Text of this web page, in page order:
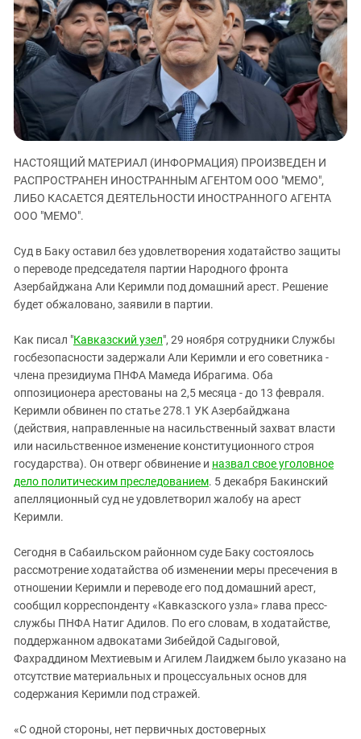
ЗАСТАВЛЯЕТ
КАВКАЗ ЗА ПАЛЕСТИНУ
ИНАКОМЫСЛИЕ В ЧЕЧНЕ
ПРЕСЛЕДОВАНИЕ АКТИВИСТОВ
МОБИЛИЗАЦИЯ И ПРОТЕСТЫ
Дагестан
Ингушетия
Кабардино-Балкария
Калмыкия
Карачаево-Черкесия
Краснодарский край
Нагорный Карабах
Российская Федерация
Ростовская область
Ставропольский край
Чечня
Южная Осетия
Южный Кавказ
ЮФО
НАСТОЯЩИЙ МАТЕРИАЛ (ИНФОРМАЦИЯ) ПРОИЗВЕДЕН И
РАСПРОСТРАНЕН ИНОСТРАННЫМ АГЕНТОМ ООО "МЕМО",
ЛИБО КАСАЕТСЯ ДЕЯТЕЛЬНОСТИ ИНОСТРАННОГО АГЕНТА
ООО "МЕМО".
Суд в Баку оставил без удовлетворения ходатайство защиты
о переводе председателя партии Народного фронта
Азербайджана Али Керимли под домашний арест. Решение
будет обжаловано, заявили в партии.
Как писал "Кавказский узел", 29 ноября сотрудники Службы
госбезопасности задержали Али Керимли и его советника -
члена президиума ПНФА Мамеда Ибрагима. Оба
оппозиционера арестованы на 2,5 месяца - до 13 февраля.
Керимли обвинен по статье 278.1 УК Азербайджана
(действия, направленные на насильственный захват власти
или насильственное изменение конституционного строя
государства). Он отверг обвинение и назвал свое уголовное
дело политическим преследованием. 5 декабря Бакинский
апелляционный суд не удовлетворил жалобу на арест
Керимли.
Сегодня в Сабаильском районном суде Баку состоялось
рассмотрение ходатайства об изменении меры пресечения в
отношении Керимли и переводе его под домашний арест,
сообщил корреспонденту «Кавказского узла» глава пресс-
службы ПНФА Натиг Адилов. По его словам, в ходатайстве,
поддержанном адвокатами Зибейдой Садыговой,
Фахраддином Мехтиевым и Агилем Лаиджем было указано на
отсутствие материальных и процессуальных основ для
содержания Керимли под стражей.
«С одной стороны, нет первичных достоверных